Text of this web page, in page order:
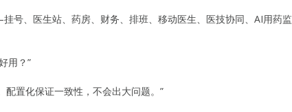
号、医生站、药房、财务、排班、移动医生、医技协同、AI用药监
用？”
置化保证一致性，不会出大问题。”